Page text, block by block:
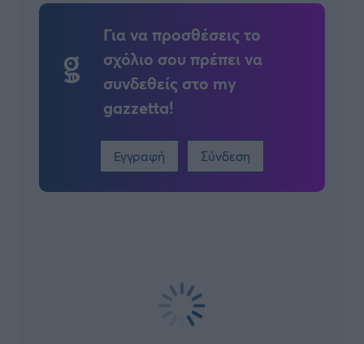
Για να προσθέσεις το
σχόλιο σου πρέπει να
συνδεθείς στο my
gazzetta!
Εγγραφή Σύνδεση